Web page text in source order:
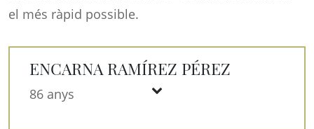
el més ràpid possible.
ENCARNA RAMÍREZ PÉREZ
86 anys